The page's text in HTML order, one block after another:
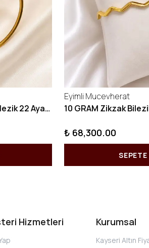
10 GRAM Kibrit Çöpü Düz Bilezik 22 Ayar 22BLZ001
Eyimli Mucevherat
₺ 68,300.00
SEPETE
Hizmetleri Kurumsal
Kayseri Altın